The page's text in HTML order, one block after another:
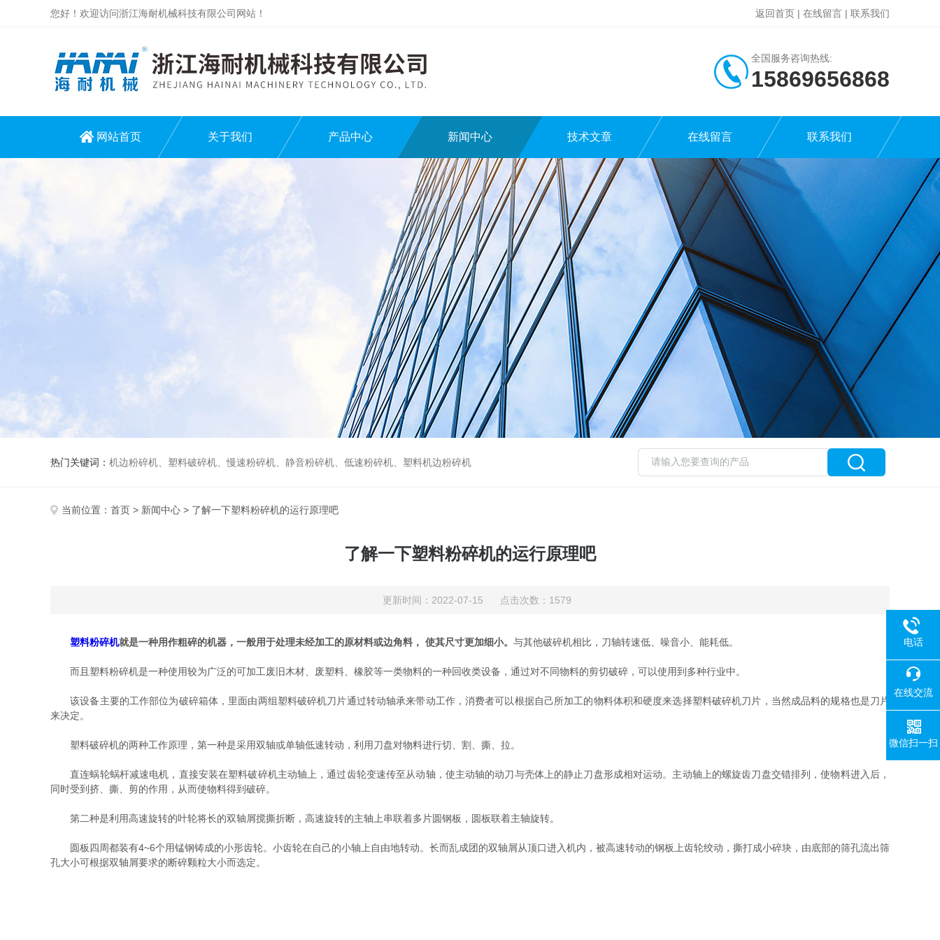
您好！欢迎访问浙江海耐机械科技有限公司网站！ 返回首页 | 在线留言 | 联系我们
全国服务咨询热线:
15869656868
网站首页 关于我们 产品中心 新闻中心 技术文章 在线留言 联系我们
热门关键词： 机边粉碎机、塑料破碎机、慢速粉碎机、静音粉碎机、低速粉碎机、塑料机边粉碎机
当前位置： 首页 > 新闻中心 > 了解一下塑料粉碎机的运行原理吧
了解一下塑料粉碎机的运行原理吧
更新时间：2022-07-15 点击次数：1579
塑料粉碎机就是一种用作粗碎的机器，一般用于处理未经加工的原材料或边角料， 使其尺寸更加细小。 与其他破碎机相比，刀轴转速低、噪音小、能耗低。
而且塑料粉碎机是一种使用较为广泛的可加工废旧木材、废塑料、橡胶等一类物料的一种回收类设备，通过对不同物料的剪切破碎，可以使用到多种行业中。
该设备主要的工作部位为破碎箱体，里面由两组塑料破碎机刀片通过转动轴承来带动工作，消费者可以根据自己所加工的物料体积和硬度来选择塑料破碎机刀片，当然成品料的规格也是刀片
来决定。
塑料破碎机的两种工作原理，第一种是采用双轴或单轴低速转动，利用刀盘对物料进行切、割、撕、拉。
直连蜗轮蜗杆减速电机，直接安装在塑料破碎机主动轴上，通过齿轮变速传至从动轴，使主动轴的动刀与壳体上的静止刀盘形成相对运动。主动轴上的螺旋齿刀盘交错排列，使物料进入后，
同时受到挤、撕、剪的作用，从而使物料得到破碎。
第二种是利用高速旋转的叶轮将长的双轴屑搅撕折断，高速旋转的主轴上串联着多片圆钢板，圆板联着主轴旋转。
圆板四周都装有4~6个用锰钢铸成的小形齿轮。小齿轮在自己的小轴上自由地转动。长而乱成团的双轴屑从顶口进入机内，被高速转动的钢板上齿轮绞动，撕打成小碎块，由底部的筛孔流出筛
孔大小可根据双轴屑要求的断碎颗粒大小而选定。
电话
在线交流
微信扫一扫